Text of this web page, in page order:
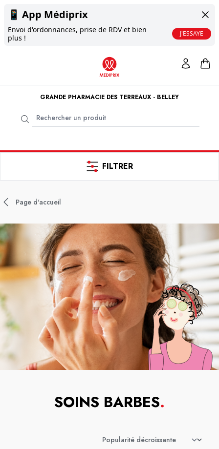
📱 App Médiprix
Envoi d'ordonnances, prise de RDV et bien
plus !
J'ESSAYE
GRANDE PHARMACIE DES TERREAUX - BELLEY
FILTRER
Page d'accueil
SOINS BARBES.